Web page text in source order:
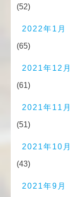
(52)
2022年1月
(65)
2021年12月
(61)
2021年11月
(51)
2021年10月
(43)
2021年9月